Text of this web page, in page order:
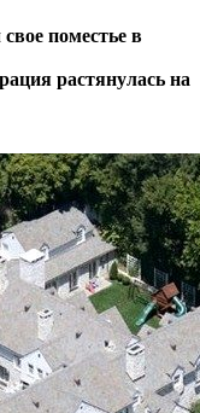
поместье в
растянулась на